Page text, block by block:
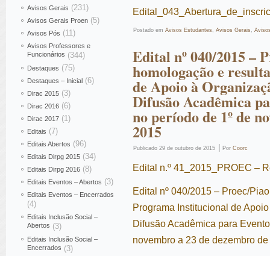
Avisos Gerais (231)
Avisos Gerais Proen (5)
Avisos Pós (11)
Avisos Professores e
Funcionários (344)
Destaques (75)
Destaques – Inicial (6)
Dirac 2015 (3)
Dirac 2016 (6)
Dirac 2017 (1)
Editais (7)
Editais Abertos (96)
Editais Dirpg 2015 (34)
Editais Dirpg 2016 (8)
Editais Eventos – Abertos (3)
Editais Eventos – Encerrados
(4)
Editais Inclusão Social –
Abertos (3)
Editais Inclusão Social –
Encerrados (3)
Postado em Avisos Estudantes , Avisos Gerais ,
Edital nº 040/2015 –
homologação e
de Apoio à
Difusão Acadêmica
no período de 1º de
2015
Publicado 29 de outubro de 2015 Por Coorc
Edital n.º 41_2015_PROEC –
Edital nº 040/2015 – Proec/
Programa Institucional de
Difusão Acadêmica para
novembro a 23 de dezembro